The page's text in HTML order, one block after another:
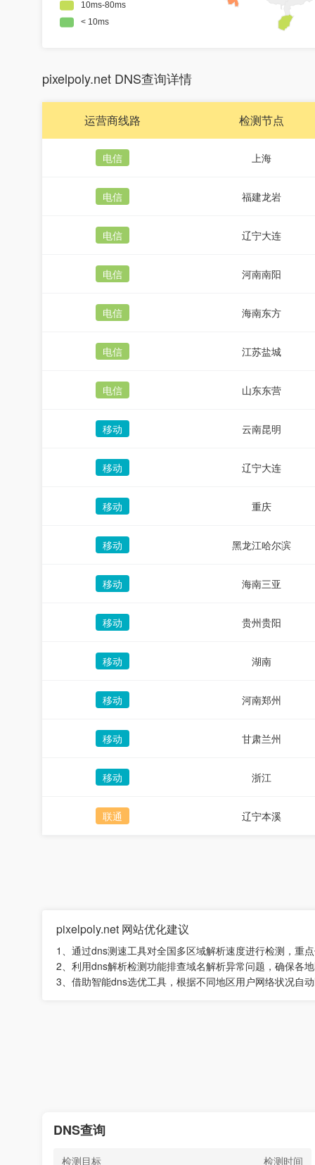
pixelpoly.net DNS查询详情
运营商线路 检测节点
电信 上海
电信 福建龙岩
电信 辽宁大连
电信 河南南阳
电信 海南东方
电信 江苏盐城
电信 山东东营
移动 云南昆明
移动 辽宁大连
移动 重庆
移动 黑龙江哈尔滨
移动 海南三亚
移动 贵州贵阳
移动 湖南
移动 河南郑州
移动 甘肃兰州
移动 浙江
联通 辽宁本溪
pixelpoly.net 网站优化建议
1、通过dns测速工具对全国多区域解析速度进行检测，重
2、利用dns解析检测功能排查域名解析异常问题，确保各
3、借助智能dns选优工具，根据不同地区用户网络状况自
DNS查询
检测目标 检测时间